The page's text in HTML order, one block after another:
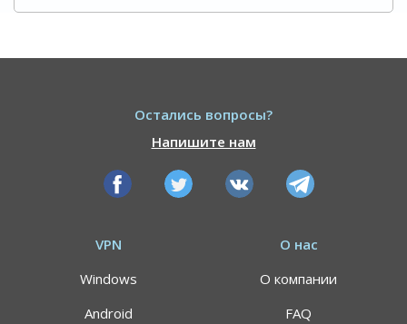
Остались вопросы?
Напишите нам
VPN
Windows
Android
О нас
О компании
FAQ